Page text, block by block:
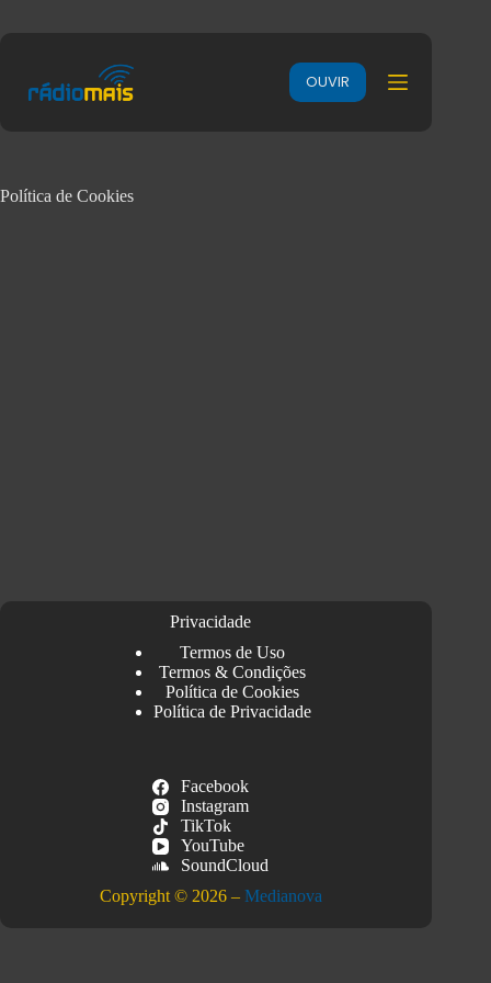
OUVIR
Política de Cookies
Privacidade
Termos de Uso
Termos & Condições
Política de Cookies
Política de Privacidade
Facebook
Instagram
TikTok
YouTube
SoundCloud
Copyright © 2026 – Medianova